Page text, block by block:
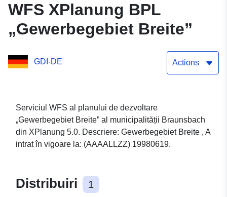
WFS XPlanung BPL
„Gewerbegebiet Breite”
GDI-DE Actions
Serviciul WFS al planului de dezvoltare
„Gewerbegebiet Breite” al municipalității Braunsbach
din XPlanung 5.0. Descriere: Gewerbegebiet Breite , A
intrat în vigoare la: (AAAALLZZ) 19980619.
Distribuiri 1